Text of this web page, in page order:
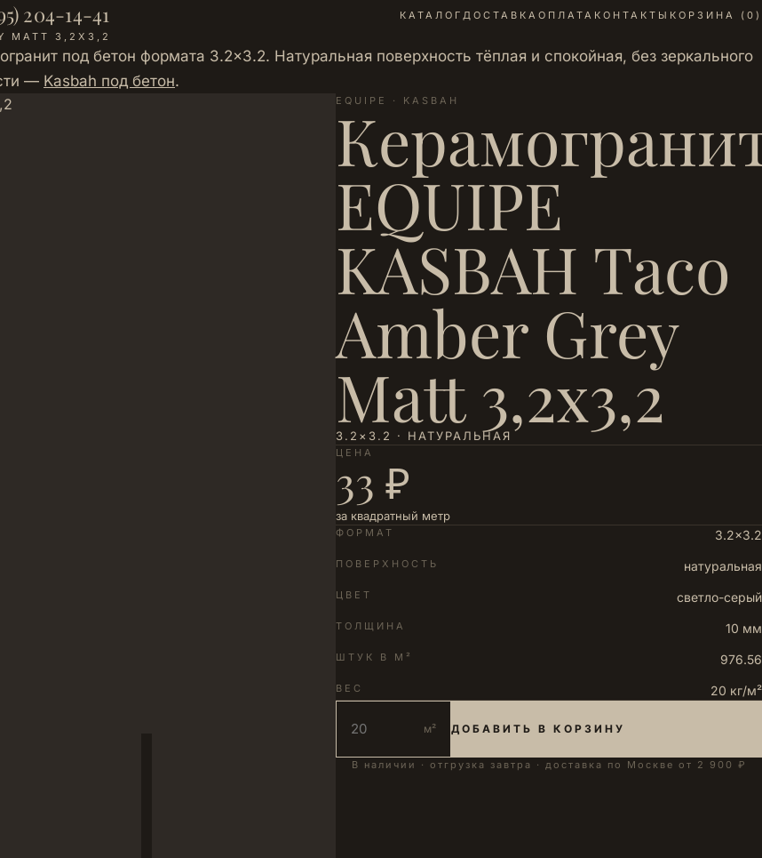
204-14-41 КАТАЛОГ ДОСТАВКА ОПЛАТА КОНТАКТЫ КОРЗИНА ( 0 )
MATT 3,2Х3,2
под бетон формата 3.2×3.2. Натуральная поверхность тёплая и спокойная, без зеркального
— Kasbah под бетон.
EQUIPE · KASBAH
EQUIPE
KASBAH Taco
Amber Grey
Matt 3,2х3,2
3.2×3.2 · НАТУРАЛЬНАЯ
ЦЕНА
33 ₽
за квадратный метр
ФОРМАТ 3.2×3.2
ПОВЕРХНОСТЬ натуральная
ЦВЕТ светло-серый
ТОЛЩИНА 10 мм
ШТУК В М² 976.56
ВЕС 20 кг/м²
м² ДОБАВИТЬ В КОРЗИНУ
В наличии · отгрузка завтра · доставка по Москве от 2 900 ₽